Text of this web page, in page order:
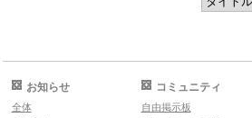
お知らせ
全体
コミュニティ
自由掲示板